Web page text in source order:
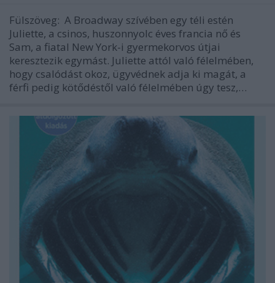
Fülszöveg: A Broadway szívében egy téli estén
Juliette, a csinos, huszonnyolc éves francia nő és
Sam, a fiatal New York-i gyermekorvos útjai
keresztezik egymást. Juliette attól való félelmében,
hogy csalódást okoz, ügyvédnek adja ki magát, a
férfi pedig kötődéstől való félelmében úgy tesz,…